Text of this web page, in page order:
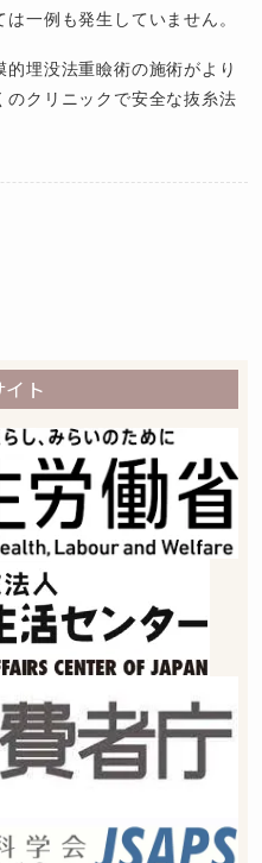
一例も発生していません。
埋没法重瞼術の施術がより
クリニックで安全な抜糸法
ト